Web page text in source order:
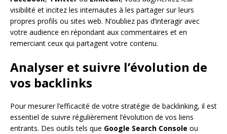
visibilité et incitez les internautes à les partager sur leurs
propres profils ou sites web. N’oubliez pas d’interagir avec
votre audience en répondant aux commentaires et en
remerciant ceux qui partagent votre contenu.
Analyser et suivre l’évolution de
vos backlinks
Pour mesurer l’efficacité de votre stratégie de backlinking, il est
essentiel de suivre régulièrement l’évolution de vos liens
entrants. Des outils tels que Google Search Console ou